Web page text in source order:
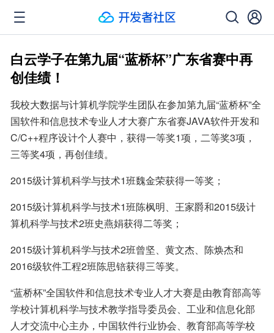
白云学子在第九届“蓝桥杯”广东省赛中再
创佳绩！
我校大数据与计算机学院学生团队在参加第九届“蓝桥杯”全
国软件和信息技术专业人才大赛广东省赛JAVA软件开发和
C/C++程序设计个人赛中，获得一等奖1项，二等奖3项，
三等奖4项，再创佳绩。
2015级计算机科学与技术1班魏金荣获得一等奖；
2015级计算机科学与技术1班陈枫明、王家爵和2015级计
算机科学与技术2班史燕娟获得二等奖；
2015级计算机科学与技术2班曾坚、黄文杰、陈焕杰和
2016级软件工程2班陈思锫获得三等奖。
“蓝桥杯”全国软件和信息技术专业人才大赛是由教育部高等
学校计算机科学与技术教学指导委员会、工业和信息化部
人才交流中心主办，中国软件行业协会、教育部高等学校